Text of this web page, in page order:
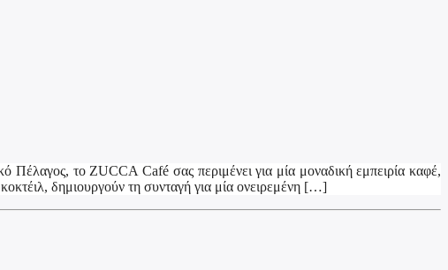
το ZUCCA Café σας περιμένει για μία μοναδική εμπειρία καφέ,
δημιουργούν τη συνταγή για μία ονειρεμένη […]